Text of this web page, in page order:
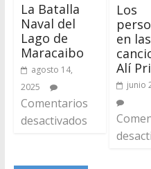
La Batalla
Naval del
Lago de
Maracaibo
agosto 14,
2025
Comentarios
desactivados
Los
en las
Alí
junio